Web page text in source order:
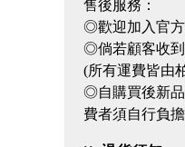
售後服務：
◎歡迎加入官方
◎倘若顧客收到
(所有運費皆由
◎自購買後新品
費者須自行負